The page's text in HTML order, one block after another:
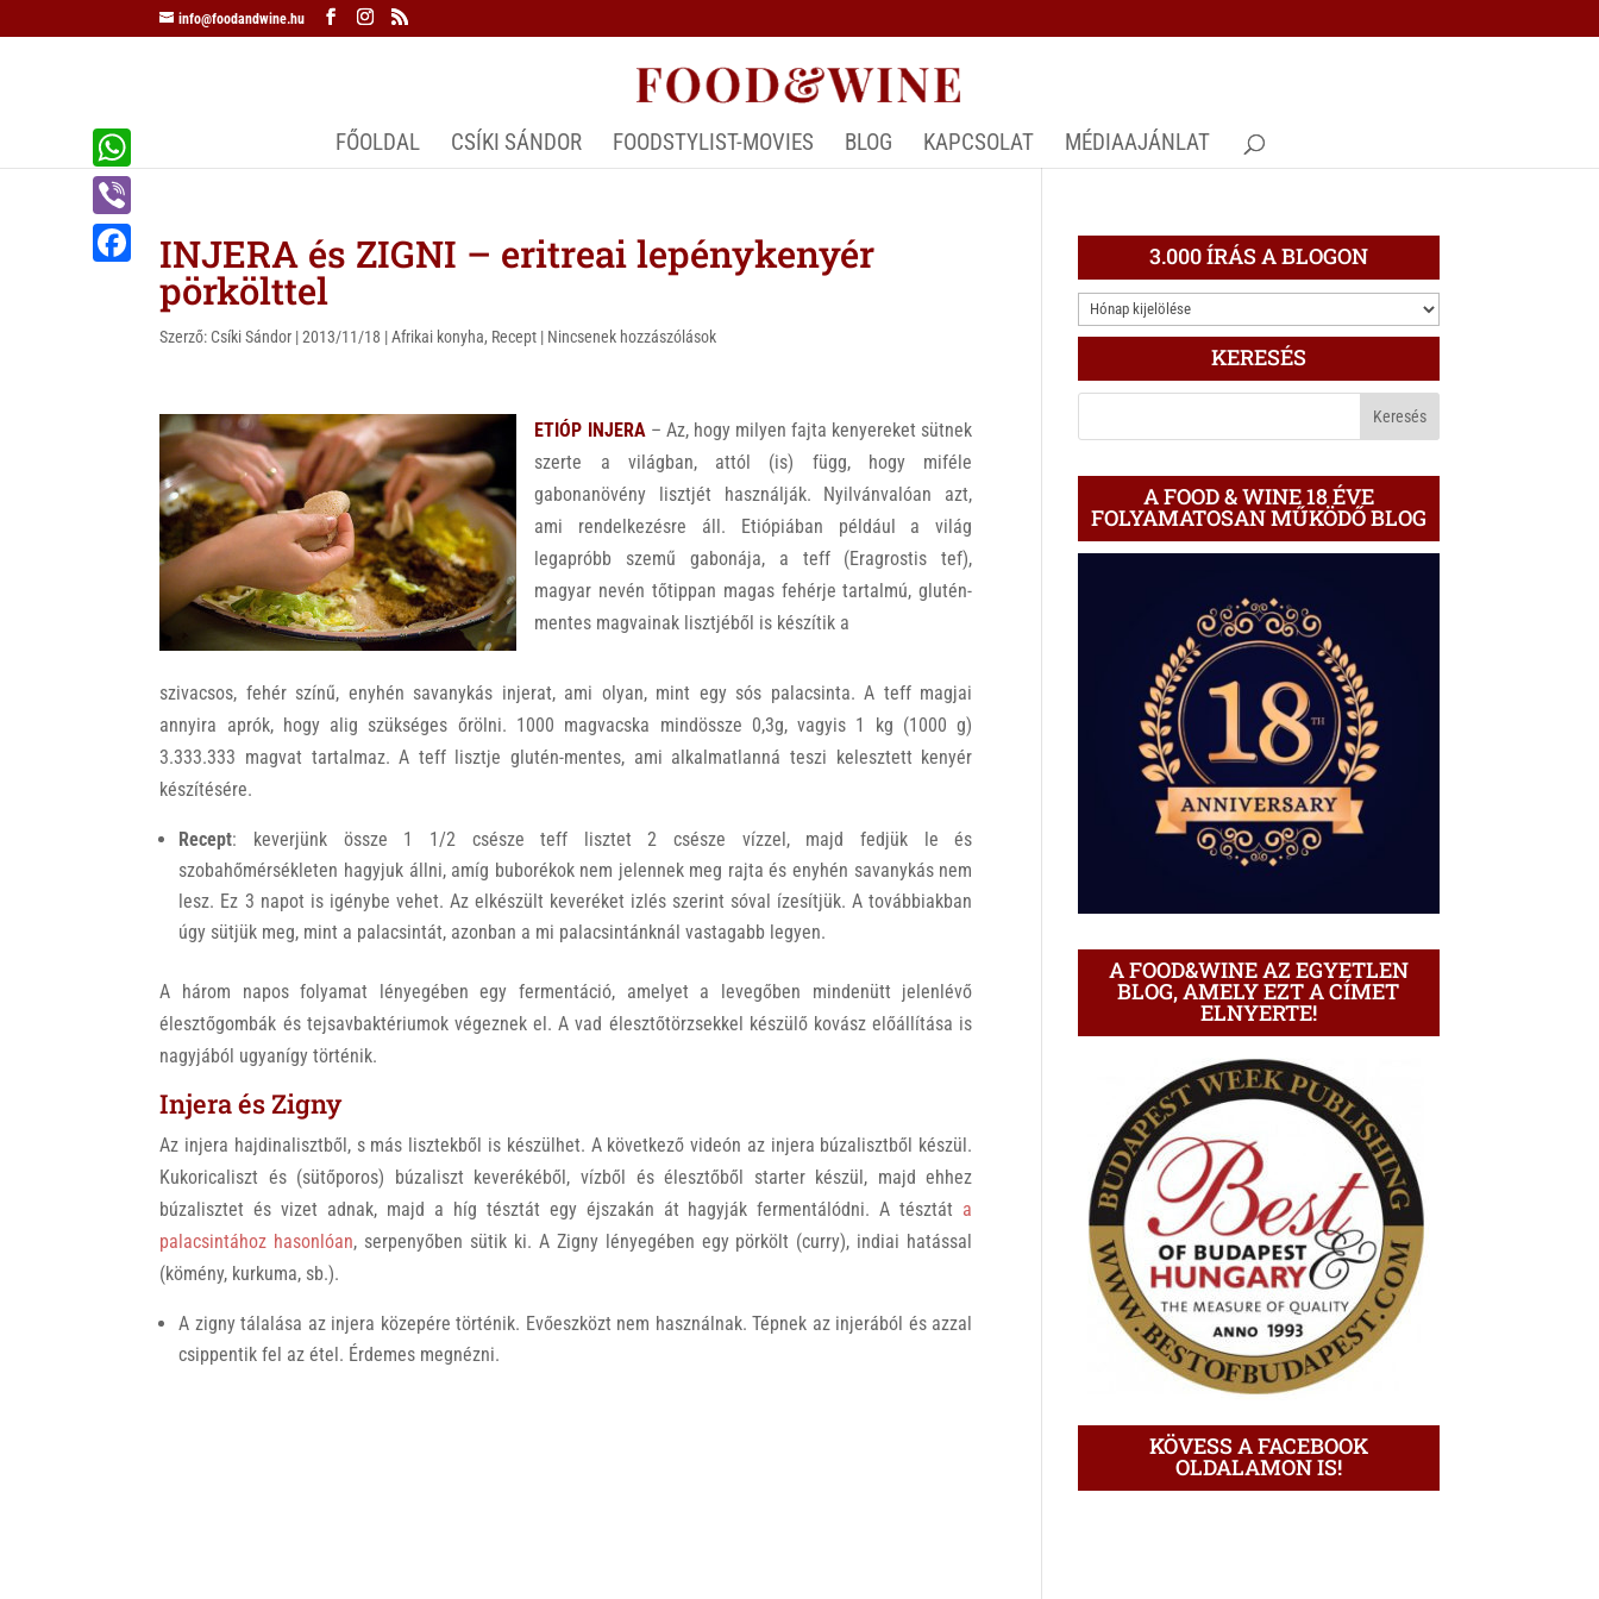
info@foodandwine.hu
FŐOLDAL CSÍKI SÁNDOR FOODSTYLIST-MOVIES BLOG KAPCSOLAT MÉDIAAJÁNLAT
INJERA és ZIGNI – eritreai lepénykenyér
pörkölttel
Szerző: Csíki Sándor |2013/11/18 |Afrikai konyha, Recept | Nincsenek hozzászólások
ETIÓP INJERA– Az, hogy milyen fajta kenyereket sütnek
szerte a világban, attól (is) függ, hogy miféle
gabonanövény lisztjét használják. Nyilvánvalóan azt,
ami rendelkezésre áll. Etiópiában például a világ
legapróbb szemű gabonája, a teff (Eragrostis tef),
magyar nevén tőtippan magas fehérje tartalmú, glutén-
mentes magvainak lisztjéből is készítik a
szivacsos, fehér színű, enyhén savanykás injerat, ami olyan, mint egy sós palacsinta. A teff magjai
annyira aprók, hogy alig szükséges őrölni. 1000 magvacska mindössze 0,3g, vagyis 1 kg (1000 g)
3.333.333 magvat tartalmaz. A teff lisztje glutén-mentes, ami alkalmatlanná teszi kelesztett kenyér
készítésére.
Recept: keverjünk össze 1 1/2 csésze teff lisztet 2 csésze vízzel, majd fedjük le és
szobahőmérsékleten hagyjuk állni, amíg buborékok nem jelennek meg rajta és enyhén savanykás nem
lesz. Ez 3 napot is igénybe vehet. Az elkészült keveréket izlés szerint sóval ízesítjük. A továbbiakban
úgy sütjük meg, mint a palacsintát, azonban a mi palacsintánknál vastagabb legyen.
A három napos folyamat lényegében egy fermentáció, amelyet a levegőben mindenütt jelenlévő
élesztőgombák és tejsavbaktériumok végeznek el. A vad élesztőtörzsekkel készülő kovász előállítása is
nagyjából ugyanígy történik.
Injera és Zigny
Az injera hajdinalisztből, s más lisztekből is készülhet. A következő videón az injera búzalisztből készül.
Kukoricaliszt és (sütőporos) búzaliszt keverékéből, vízből és élesztőből starter készül, majd ehhez
búzalisztet és vizet adnak, majd a híg tésztát egy éjszakán át hagyják fermentálódni. A tésztát a
palacsintához hasonlóan, serpenyőben sütik ki. A Zigny lényegében egy pörkölt (curry), indiai hatással
(kömény, kurkuma, sb.).
A zigny tálalása az injera közepére történik. Evőeszközt nem használnak. Tépnek az injerából és azzal
csippentik fel az étel. Érdemes megnézni.
W
h
a
V
3.000 ÍRÁS A BLOGON
3.000
ÍRÁS
BLOGON
KERESÉS
A FOOD & WINE 18 ÉVE
FOLYAMATOSAN MŰKÖDŐ BLOG
A FOOD&WINE AZ EGYETLEN
BLOG, AMELY EZT A CÍMET
ELNYERTE!
KÖVESS A FACEBOOK
OLDALAMON IS!